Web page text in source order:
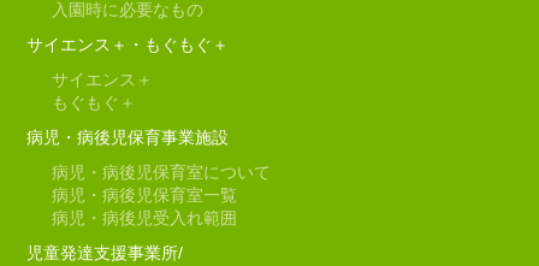
入園時に必要なもの
サイエンス＋・もぐもぐ＋
サイエンス＋
もぐもぐ＋
病児・病後児保育事業施設
病児・病後児保育室について
病児・病後児保育室一覧
病児・病後児受入れ範囲
児童発達支援事業所/